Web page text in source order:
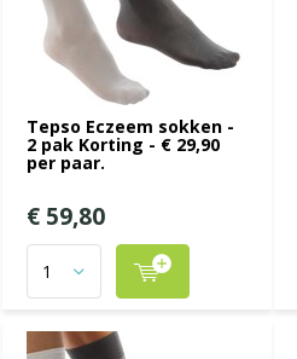
Tepso Eczeem sokken -
2 pak Korting - € 29,90
per paar.
€ 59,80